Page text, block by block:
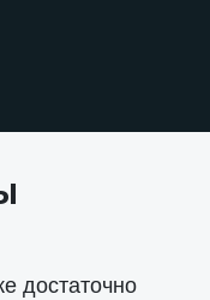
достаточно